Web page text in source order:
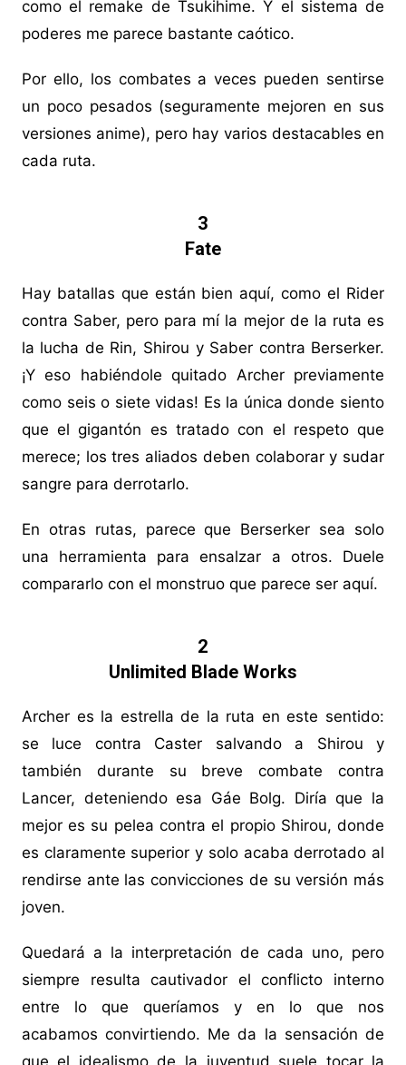
como el remake de Tsukihime. Y el sistema de
poderes me parece bastante caótico.
Por ello, los combates a veces pueden sentirse
un poco pesados (seguramente mejoren en sus
versiones anime), pero hay varios destacables en
cada ruta.
3
Fate
Hay batallas que están bien aquí, como el Rider
contra Saber, pero para mí la mejor de la ruta es
la lucha de Rin, Shirou y Saber contra Berserker.
¡Y eso habiéndole quitado Archer previamente
como seis o siete vidas! Es la única donde siento
que el gigantón es tratado con el respeto que
merece; los tres aliados deben colaborar y sudar
sangre para derrotarlo.
En otras rutas, parece que Berserker sea solo
una herramienta para ensalzar a otros. Duele
compararlo con el monstruo que parece ser aquí.
2
Unlimited Blade Works
Archer es la estrella de la ruta en este sentido:
se luce contra Caster salvando a Shirou y
también durante su breve combate contra
Lancer, deteniendo esa Gáe Bolg. Diría que la
mejor es su pelea contra el propio Shirou, donde
es claramente superior y solo acaba derrotado al
rendirse ante las convicciones de su versión más
joven.
Quedará a la interpretación de cada uno, pero
siempre resulta cautivador el conflicto interno
entre lo que queríamos y en lo que nos
acabamos convirtiendo. Me da la sensación de